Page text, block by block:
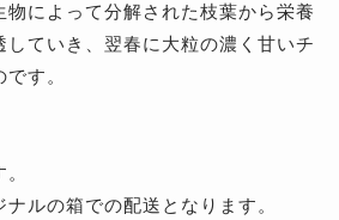
物によって分解された枝葉から栄養
ていき、翌春に大粒の濃く甘いチ
す。
ルの箱での配送となります。